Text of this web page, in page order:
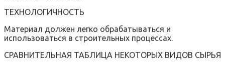
ТЕХНОЛОГИЧНОСТЬ
Материал должен легко обрабатываться и
использоваться в строительных процессах.
СРАВНИТЕЛЬНАЯ ТАБЛИЦА НЕКОТОРЫХ ВИДОВ СЫРЬЯ